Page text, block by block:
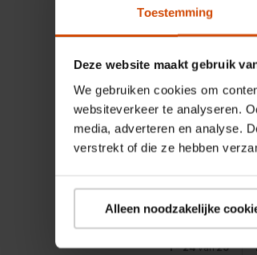
Toestemming
Deze website maakt gebruik
We gebruiken cookies om
websiteverkeer te analyseren.
media, adverteren en analyse.
verstrekt of die ze hebben
Alleen noodzakelijke
Remington
Remington
Stijltangen
Vergelijk
1 - 24van29